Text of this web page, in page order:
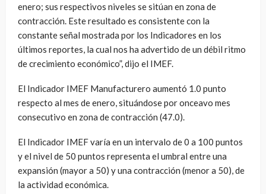
enero; sus respectivos niveles se sitúan en zona de
contracción. Este resultado es consistente con la
constante señal mostrada por los Indicadores en los
últimos reportes, la cual nos ha advertido de un débil ritmo
de crecimiento económico”, dijo el IMEF.
El Indicador IMEF Manufacturero aumentó 1.0 punto
respecto al mes de enero, situándose por onceavo mes
consecutivo en zona de contracción (47.0).
El Indicador IMEF varía en un intervalo de 0 a 100 puntos
y el nivel de 50 puntos representa el umbral entre una
expansión (mayor a 50) y una contracción (menor a 50), de
la actividad económica.